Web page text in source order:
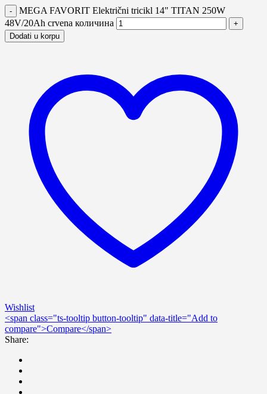
MEGA FAVORIT Električni tricikl 14" TITAN 250W
48V/20Ah crvena количина
Dodati u korpu
Wishlist
<span class="ts-tooltip button-tooltip" data-title="Add to
compare">Compare</span>
Share: